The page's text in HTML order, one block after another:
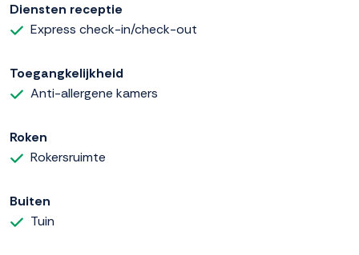
Diensten receptie
Express check-in/check-out
Toegangkelijkheid
Anti-allergene kamers
Roken
Rokersruimte
Buiten
Tuin